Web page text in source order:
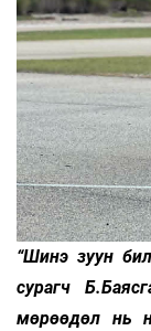
“Шинэ зуун
сурагч
мөрөөдөл нь